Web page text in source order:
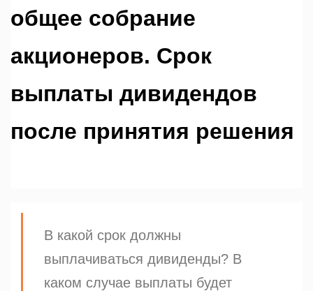
общее собрание
акционеров. Срок
выплаты дивидендов
после принятия решения
В какой срок должны
выплачиваться дивиденды? В
каком случае выплаты будет